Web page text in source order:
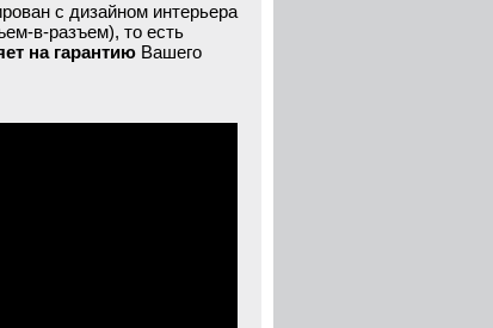
с дизайном интерьера
в-разъем), то есть
на гарантию Вашего